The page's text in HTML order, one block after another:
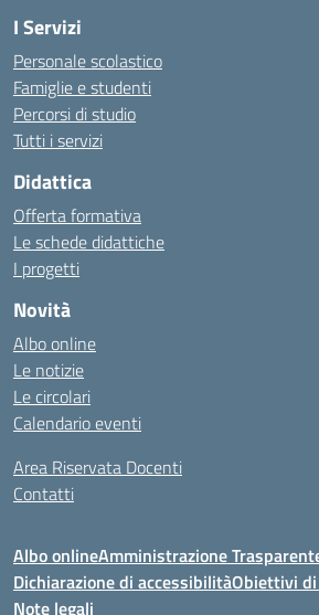
I Servizi
Personale scolastico
Famiglie e studenti
Percorsi di studio
Tutti i servizi
Didattica
Offerta formativa
Le schede didattiche
I progetti
Novità
Albo online
Le notizie
Le circolari
Calendario eventi
Area Riservata Docenti
Contatti
Albo onlineAmministrazione
Dichiarazione di accessibilitàObiettivi
Note legali